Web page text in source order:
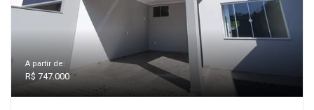
A partir de:
R$ 747.000